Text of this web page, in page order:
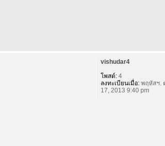
vishudar4
โพสต์:4
ลงทะเบียนเมื่อ:พฤหัสฯ.
17, 2013 9:40 pm